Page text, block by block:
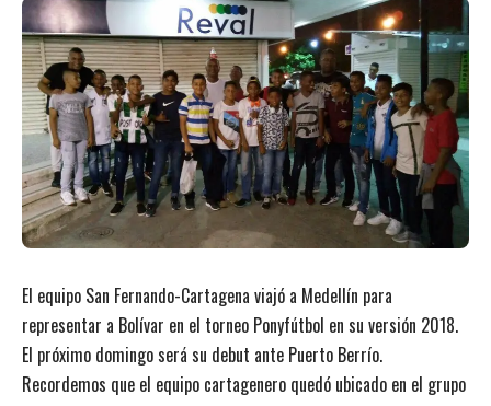
El equipo San Fernando-Cartagena viajó a Medellín para
representar a Bolívar en el torneo Ponyfútbol en su versión 2018.
El próximo domingo será su debut ante Puerto Berrío.
Recordemos que el equipo cartagenero quedó ubicado en el grupo